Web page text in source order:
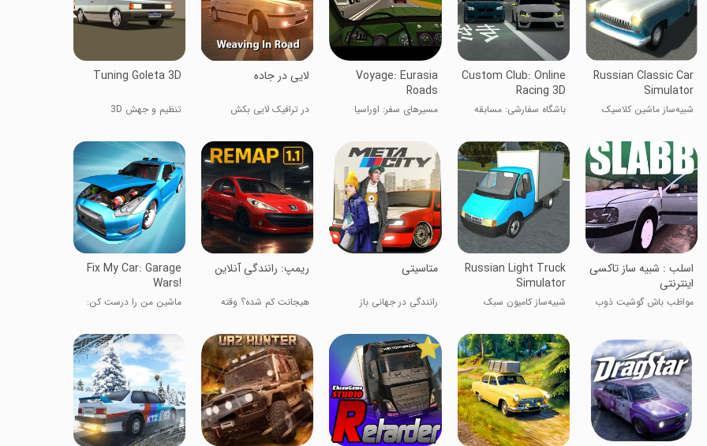
Russian Classic Car
Simulator
شبیه‌ساز ماشین کلاسیک
Custom Club: Online
Racing 3D
باشگاه سفارشی: مسابقه
Voyage: Eurasia
Roads
مسیرهای سفر: اوراسیا
لایی در جاده
در ترافیک لایی بکش
Tuning Goleta 3D
تنظیم و جهش 3D
‏‏اسلب : شبیه ساز تاکسی
اینترنتی
مواظب باش گوشیت ذوب
Russian Light Truck
Simulator
شبیه‌ساز کامیون سبک
متاسیتی
رانندگی در جهانی باز
‏‏‏‏‏‏ریمپ: رانندگی آنلاین
هیجانت کم شده؟ وقته
Fix My Car: Garage
Wars!
ماشین من را درست کن: